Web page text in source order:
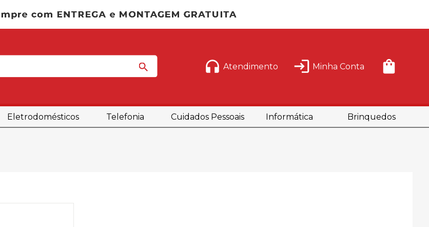
Atendimento Minha Conta
Eletrodomésticos Telefonia Cuidados Pessoais Informática Brinquedos